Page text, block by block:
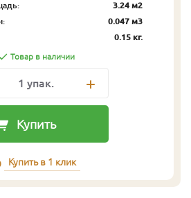
3.24 м2
0.047 м3
0.15 кг.
Товар в наличии
1 упак.
Купить
Купить в 1 клик